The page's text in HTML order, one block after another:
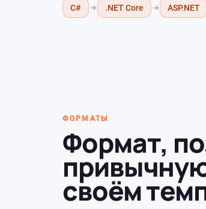
C# .NET Core ASP.NET
ФОРМАТЫ
Формат,
своём